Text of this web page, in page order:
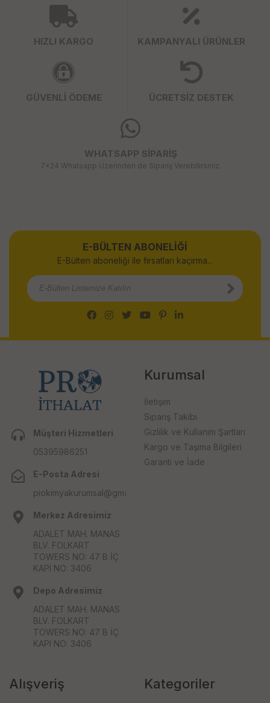
HIZLI KARGO KAMPANYALI ÜRÜNLER
GÜVENLİ ÖDEME ÜCRETSİZ DESTEK
WHATSAPP SİPARİŞ
7x24 Whatsapp Üzerinden de Sipariş Verebilirsiniz.
E-BÜLTEN ABONELİĞİ
E-Bülten aboneliği ile fırsatları kaçırma...
Müşteri Hizmetleri
05395986251
E-Posta Adresi
piokimyakurumsal@gmail.com
Merkez Adresimiz
ADALET MAH. MANAS
BLV. FOLKART
TOWERS NO: 47 B İÇ
KAPI NO: 3406
Depo Adresimiz
ADALET MAH. MANAS
BLV. FOLKART
TOWERS NO: 47 B İÇ
KAPI NO: 3406
Kurumsal
İletişim
Sipariş Takibi
Gizlilik ve Kullanım Şartları
Kargo ve Taşıma Bilgileri
Garanti ve İade
Alışveriş Kategoriler